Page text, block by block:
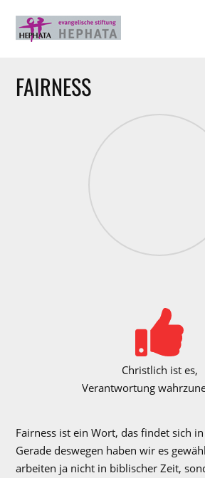
FAIRNESS
Christlich ist es,
Verantwortung
Fairness ist ein Wort, das findet sich
Gerade deswegen haben wir es
arbeiten ja nicht in biblischer Zeit,